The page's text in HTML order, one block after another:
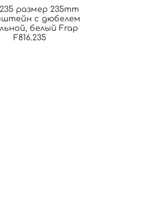
размер 235mm
с дюбелем
белый Frap
F816.235